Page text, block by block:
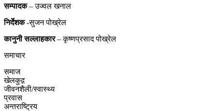
सम्पादक– उज्वल खनाल
निर्देशक-सुजन पोख्रेल
कानुनी सल्लाहकार– कृष्णप्रसाद पोख्रेल
समाचार
समाज
खेलकुद़़
जीवनशैली/स्वास्थ्य
प्रवास
अन्तराष्ट्रिय